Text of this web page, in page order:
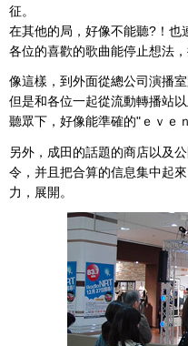
征。
在其他的局，好像不能聽?！也
各位的喜歡的歌曲能停止想法
像這樣，到外面從總公司演播
但是和各位一起從流動轉播站
聽眾下，好像能準確的"ｅｖｅ
另外，成田的話題的商店以及
令，并且把合算的信息集中起
力，展開。